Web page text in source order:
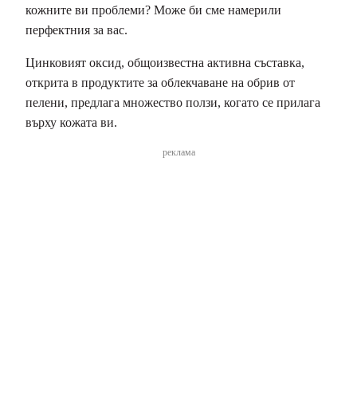
кожните ви проблеми? Може би сме намерили
перфектния за вас.
Цинковият оксид, общоизвестна активна съставка,
открита в продуктите за облекчаване на обрив от
пелени, предлага множество ползи, когато се прилага
върху кожата ви.
реклама